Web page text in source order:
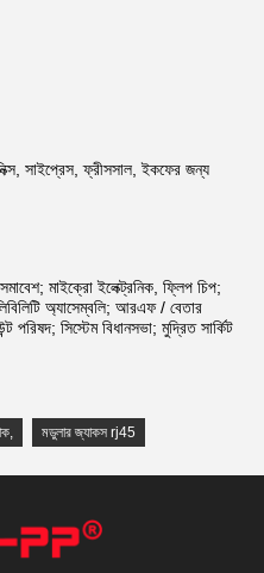
সাইপ্রেস, ফ্রীসসাল, ইকফের জন্য
মাইক্রো ইলেক্ট্রনিক, ফ্লিপ চিপ;
অ্যাসেম্বলি; আরএফ / বেতার
পরিষদ; সিস্টেম বিধানসভা; মুদ্রিত সার্কিট
, মডুলার জ্যাকস rj45